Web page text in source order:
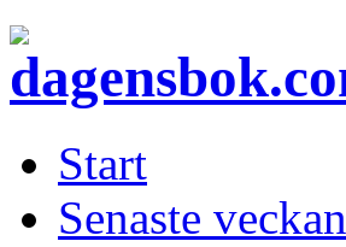
Start
Senaste veckan